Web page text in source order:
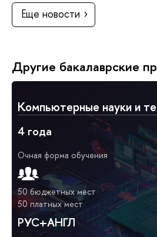
Еще новости
Другие бакалаврские
Компьютерные науки и
4 года
Очная форма обучения
50 бюджетных мест
50 платных мест
РУС+АНГЛ